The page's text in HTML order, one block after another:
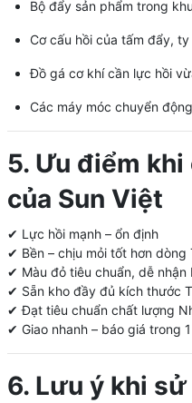
Bộ đẩy sản phẩm trong
Cơ cấu hồi của tấm đẩy,
Đồ gá cơ khí cần lực hồi
Các máy móc chuyển
5. Ưu điểm khi
của Sun Việt
✔ Lực hồi mạnh – ổn định
✔ Bền – chịu mỏi tốt hơn dòng
✔ Màu đỏ tiêu chuẩn, dễ nhận
✔ Sẵn kho đầy đủ kích thước
✔ Đạt tiêu chuẩn chất lượng
✔ Giao nhanh – báo giá trong
6. Lưu ý khi